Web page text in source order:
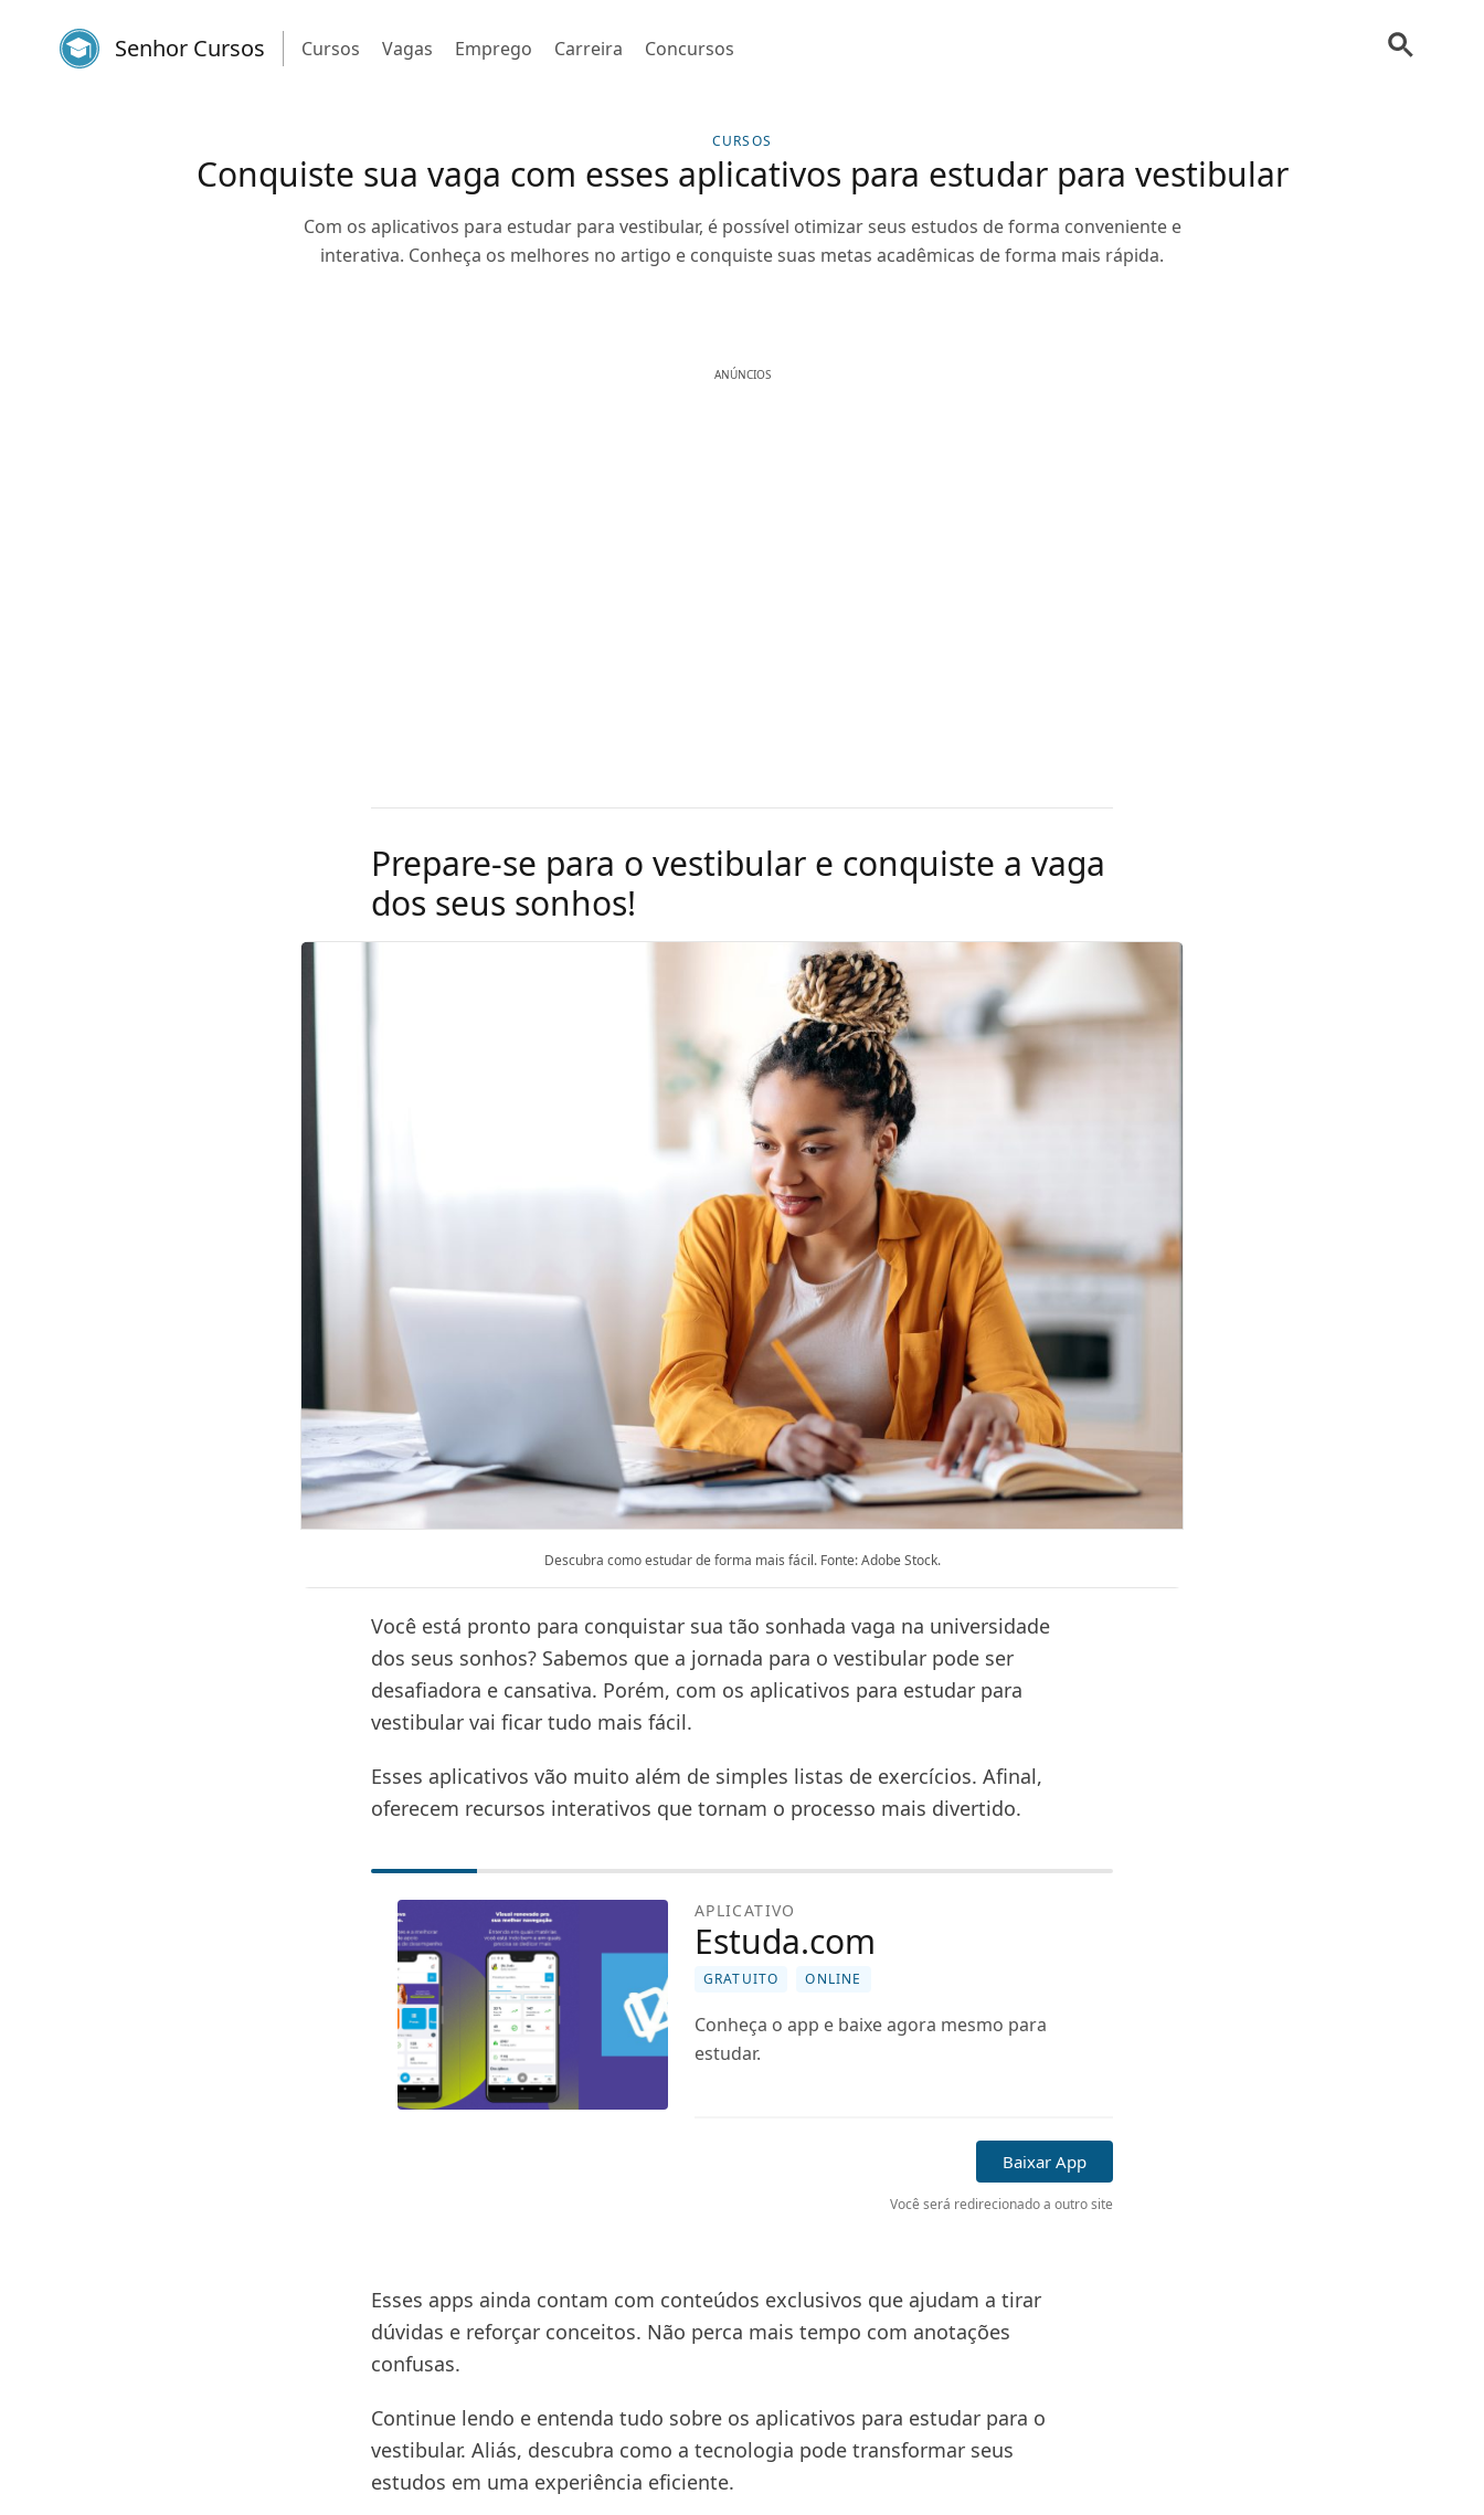
Senhor Cursos Cursos Vagas Emprego Carreira Concursos
CURSOS
Conquiste sua vaga com esses aplicativos para estudar para vestibular
Com os aplicativos para estudar para vestibular, é possível otimizar seus estudos de forma conveniente e
interativa. Conheça os melhores no artigo e conquiste suas metas acadêmicas de forma mais rápida.
ANÚNCIOS
Prepare-se para o vestibular e conquiste a vaga
dos seus sonhos!
Descubra como estudar de forma mais fácil. Fonte: Adobe Stock.
Você está pronto para conquistar sua tão sonhada vaga na universidade
dos seus sonhos? Sabemos que a jornada para o vestibular pode ser
desafiadora e cansativa. Porém, com os aplicativos para estudar para
vestibular vai ficar tudo mais fácil.
Esses aplicativos vão muito além de simples listas de exercícios. Afinal,
oferecem recursos interativos que tornam o processo mais divertido.
APLICATIVO
Estuda.com
GRATUITO ONLINE
Conheça o app e baixe agora mesmo para
estudar.
Baixar App
Você será redirecionado a outro site
Esses apps ainda contam com conteúdos exclusivos que ajudam a tirar
dúvidas e reforçar conceitos. Não perca mais tempo com anotações
confusas.
Continue lendo e entenda tudo sobre os aplicativos para estudar para o
vestibular. Aliás, descubra como a tecnologia pode transformar seus
estudos em uma experiência eficiente.